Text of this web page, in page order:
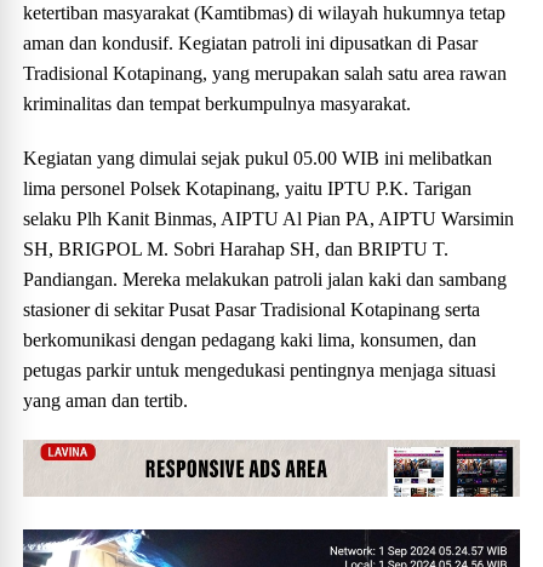
ketertiban masyarakat (Kamtibmas) di wilayah hukumnya tetap
aman dan kondusif. Kegiatan patroli ini dipusatkan di Pasar
Tradisional Kotapinang, yang merupakan salah satu area rawan
kriminalitas dan tempat berkumpulnya masyarakat.
Kegiatan yang dimulai sejak pukul 05.00 WIB ini melibatkan
lima personel Polsek Kotapinang, yaitu IPTU P.K. Tarigan
selaku Plh Kanit Binmas, AIPTU Al Pian PA, AIPTU Warsimin
SH, BRIGPOL M. Sobri Harahap SH, dan BRIPTU T.
Pandiangan. Mereka melakukan patroli jalan kaki dan sambang
stasioner di sekitar Pusat Pasar Tradisional Kotapinang serta
berkomunikasi dengan pedagang kaki lima, konsumen, dan
petugas parkir untuk mengedukasi pentingnya menjaga situasi
yang aman dan tertib.